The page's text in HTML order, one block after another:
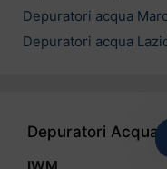
Depuratori acqua
Depuratori acqua
Depuratori Acqua